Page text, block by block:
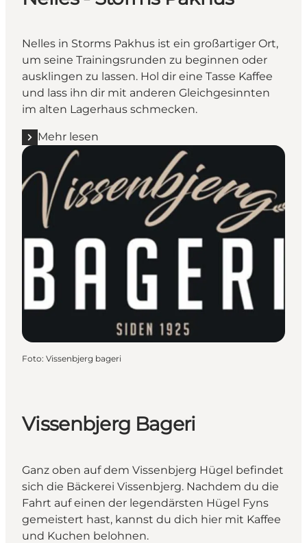
Nelles in Storms Pakhus ist ein großartiger Ort,
um seine Trainingsrunden zu beginnen oder
ausklingen zu lassen. Hol dir eine Tasse Kaffee
und lass ihn dir mit anderen Gleichgesinnten
im alten Lagerhaus schmecken.
Mehr lesen
Foto: Vissenbjerg bageri
Vissenbjerg Bageri
Ganz oben auf dem Vissenbjerg Hügel befindet
sich die Bäckerei Vissenbjerg. Nachdem du die
Fahrt auf einen der legendärsten Hügel Fyns
gemeistert hast, kannst du dich hier mit Kaffee
und Kuchen belohnen.